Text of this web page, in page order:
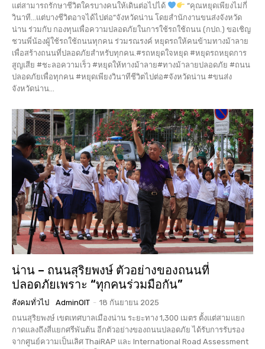
แต่สามารถรักษาชีวิตใครบางคนให้เดินต่อไปได้
“คุณหยุดเพียงไม่กี่
วินาที…แต่บางชีวิตอาจได้ไปต่อ”จังหวัดน่าน โดยสำนักงานขนส่งจังหวัด
น่าน ร่วมกับ กองทุนเพื่อความปลอดภัยในการใช้รถใช้ถนน (กปถ.) ขอเชิญ
ชวนพี่น้องผู้ใช้รถใช้ถนนทุกคน ร่วมรณรงค์ หยุดรถให้คนข้ามทางม้าลาย
เพื่อสร้างถนนที่ปลอดภัยสำหรับทุกคน.#รถหยุดใจหยุด #หยุดรถหยุดการ
สูญเสีย #ชะลอความเร็ว #หยุดให้ทางม้าลาย#ทางม้าลายปลอดภัย #ถนน
ปลอดภัยเพื่อทุกคน #หยุดเพียงวินาทีชีวิตไปต่อ#จังหวัดน่าน #ขนส่ง
จังหวัดน่าน...
น่าน – ถนนสุริยพงษ์ ตัวอย่างของถนนที่
ปลอดภัยเพราะ “ทุกคนร่วมมือกัน”
สังคมทั่วไป AdminOIT - 18 กันยายน 2025
ถนนสุริยพงษ์ เขตเทศบาลเมืองน่าน ระยะทาง 1,300 เมตร ตั้งแต่สามแยก
กาดแลงถึงสี่แยกศรีพันต้น อีกตัวอย่างของถนนปลอดภัย ได้รับการรับรอง
จากศูนย์ความเป็นเลิศ ThaiRAP และ International Road Assessment